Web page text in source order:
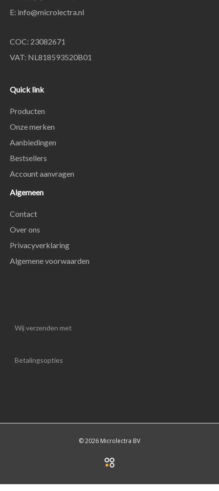
E: info@microlectra.nl
COC: 23082671
VAT: NL818593520B01
Quick link
Producten
Onze merken
Aanbiedingen
Bestsellers
Account aanvragen
Algemeen
Contact
Over ons
Privacyverklaring
Algemene voorwaarden
Wij verzenden met
Betalingsopties
© 2026 Microlectra BV